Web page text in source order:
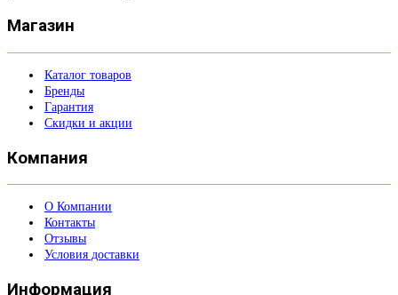
Магазин
Каталог товаров
Бренды
Гарантия
Скидки и акции
Компания
О Компании
Контакты
Отзывы
Условия доставки
Информация